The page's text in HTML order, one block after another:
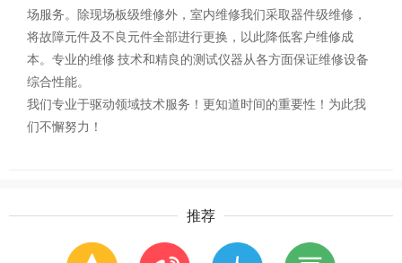
场服务。除现场板级维修外，室内维修我们采取器件级维修，
将故障元件及不良元件全部进行更换，以此降低客户维修成
本。专业的维修 技术和精良的测试仪器从各方面保证维修设备
综合性能。
我们专业于驱动领域技术服务！更知道时间的重要性！为此我
们不懈努力！
推荐